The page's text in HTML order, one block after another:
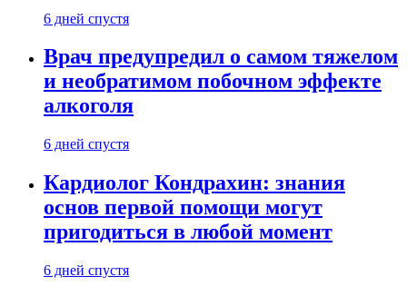
6 дней спустя
Врач предупредил о самом тяжелом
и необратимом побочном эффекте
алкоголя
6 дней спустя
Кардиолог Кондрахин: знания
основ первой помощи могут
пригодиться в любой момент
6 дней спустя